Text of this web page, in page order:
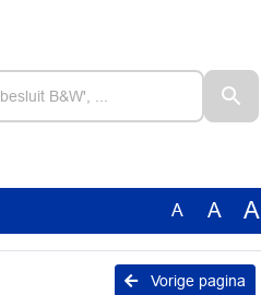
A A A
Vorige pagina